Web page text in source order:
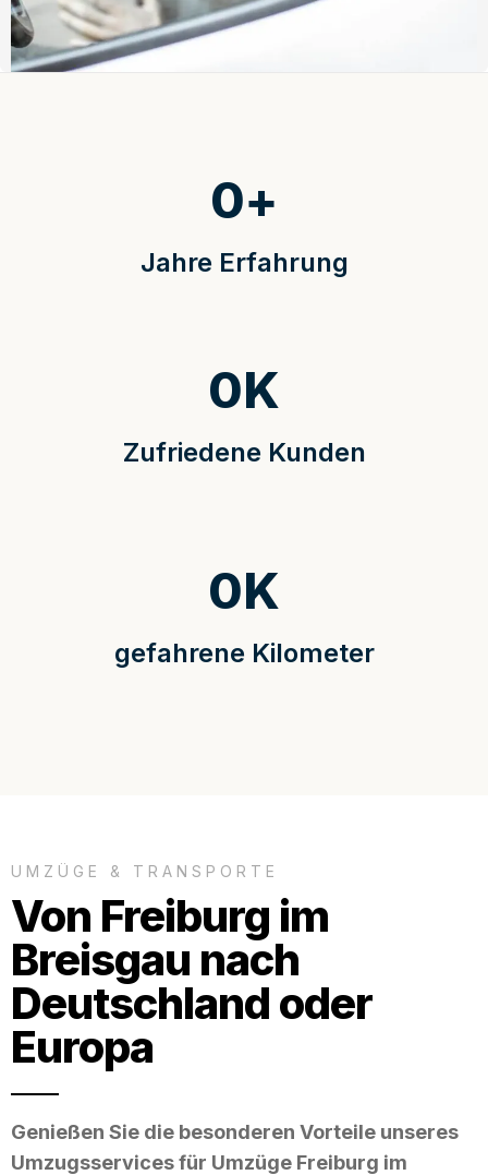
Jahre Erfahrung
0+
Zufriedene Kunden
0K
gefahrene Kilometer
0K
UMZÜGE & TRANSPORTE
Von Freiburg im
Breisgau nach
Deutschland oder
Europa
Genießen Sie die besonderen Vorteile unseres
Umzugsservices für Umzüge Freiburg im